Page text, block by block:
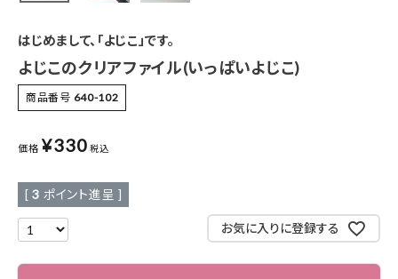
メディアさま向け窓口
店舗情報
はじめまして、「よじこ」です。
よじこのクリアファイル(いっぱいよじこ)
商品番号 640-102
価格 ¥330 税込
[ 3 ポイント進呈 ]
お気に入りに登録する